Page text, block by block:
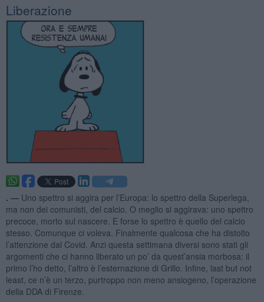
​Liberazione
. — Uno spettro si aggira per l’Europa: lo spettro della Superlega,
ma non dei comunisti, del calcio. O meglio si aggirava: uno spettro
precoce, morto sul nascere. E forse lo spettro è quello del calcio
stesso. Comunque ci voleva. Finalmente qualcosa che ha distolto
l’attenzione dal Covid. Anzi questa settimana diversi sono stati gli
argomenti che ci hanno liberato un po’ da quest’ansia morbosa: il
primo l’ho detto, l’altro è l’esternazione di Grillo. Infine, last but not
least, ce n’è un terzo, purtroppo non meno ansiogeno, l’operazione
della DDA di Firenze.